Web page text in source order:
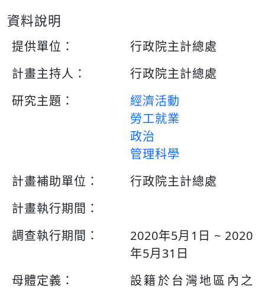
資料說明
提供單位：
行政院主計總處
計畫主持人：
行政院主計總處
研究主題：
經濟活動
勞工就業
政治
管理科學
計畫補助單位：
行政院主計總處
計畫執行期間：
調查執行期間：
2020年5月1日 ~ 2020
年5月31日
母體定義：
設籍於台灣地區內之